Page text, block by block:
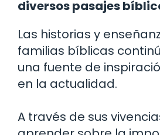
diversos pasajes
Las historias y
familias bíblicas
una fuente de
en la actualidad.
A través de sus